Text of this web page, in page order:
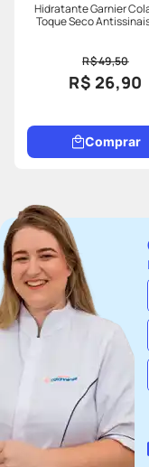
Hidratante Garnier
Toque Seco
R$ 49,50
R$ 26,90
Comprar